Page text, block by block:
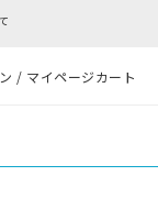
/ マイページカート